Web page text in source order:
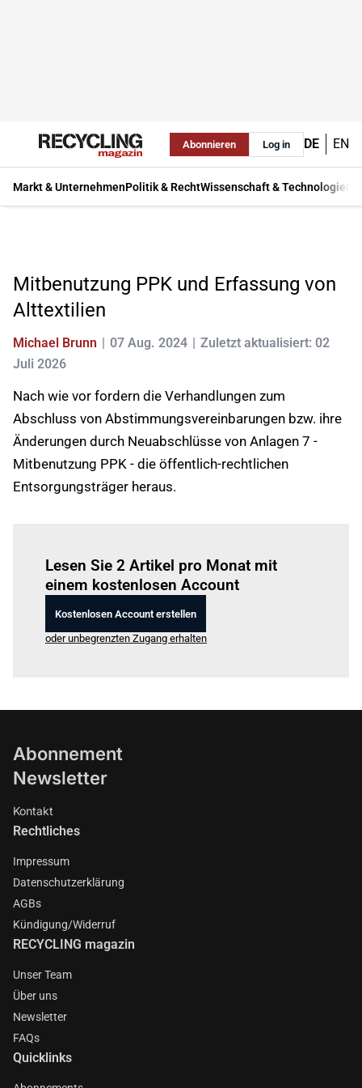
Abonnieren Log in DE EN
Markt & UnternehmenPolitik & RechtWissenschaft & Technologie
Mitbenutzung PPK und Erfassung von
Alttextilien
Michael Brunn 07 Aug. 2024
Zuletzt aktualisiert: 02
Juli 2026
Nach wie vor fordern die Verhandlungen zum
Abschluss von Abstimmungsvereinbarungen bzw. ihre
Änderungen durch Neuabschlüsse von Anlagen 7 -
Mitbenutzung PPK - die öffentlich-rechtlichen
Entsorgungsträger heraus.
Lesen Sie 2 Artikel pro Monat mit
einem kostenlosen Account
Kostenlosen Account erstellen
oder unbegrenzten Zugang erhalten
Abonnement
Newsletter
Kontakt
Rechtliches
Impressum
Datenschutzerklärung
AGBs
Kündigung/Widerruf
RECYCLING magazin
Unser Team
Über uns
Newsletter
FAQs
Quicklinks